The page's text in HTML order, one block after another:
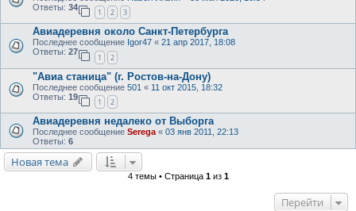
Ответы: 34
1 2 3
Авиадеревня около Санкт-Петербурга
Последнее сообщение Igor47 « 21 апр 2017, 18:08
Ответы: 27
1 2
"Авиа станица" (г. Ростов-на-Дону)
Последнее сообщение 501 « 11 окт 2015, 18:32
Ответы: 19
1 2
Авиадеревня недалеко от Выборга
Последнее сообщение Serega« 03 янв 2011, 22:13
Ответы: 6
Новая тема
4 темы • Страница 1из 1
Перейти